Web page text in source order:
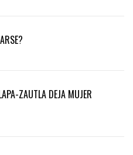
ZAUTLA DEJA MUJER